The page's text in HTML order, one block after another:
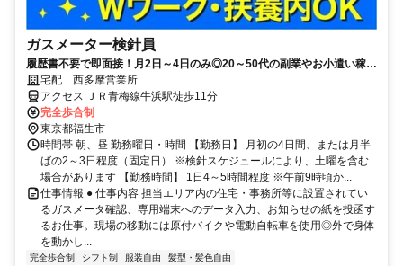
ガスメーター検針員
履歴書不要で即面接！月2日～4日のみ◎20～50代の副業やお小遣い稼ぎ
にピッタリ！
宅配 西多摩営業所
アクセス ＪＲ青梅線牛浜駅徒歩11分
完全歩合制
東京都福生市
時間帯 朝、昼 勤務曜日・時間 【勤務日】 月初の4日間、または月半
ばの2～3日程度（固定日） ※検針スケジュールにより、土曜を含む
場合があります 【勤務時間】 1日4～5時間程度 ※午前9時頃か...
仕事情報 ● 仕事内容 担当エリア内の住宅・事務所等に設置されてい
るガスメータ確認、専用端末へのデータ入力、お知らせの紙を投函す
るお仕事。現場の移動には原付バイクや電動自転車を使用◎外で身体
を動かし...
完全歩合制 シフト制 服装自由 髪型・髪色自由